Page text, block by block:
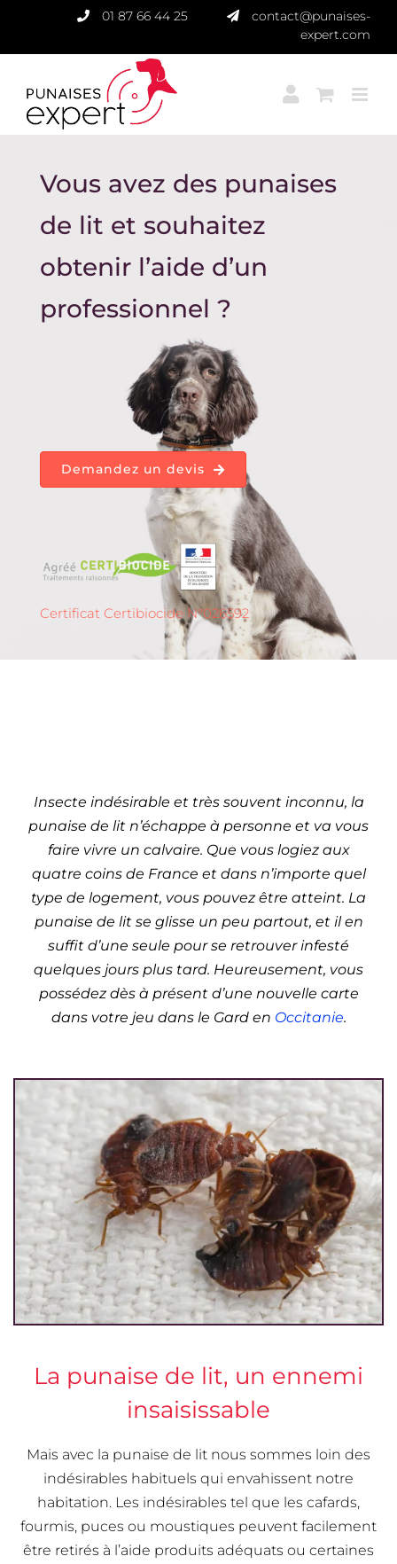
contenu
01 87 66 44 25
contact@punaises-
expert.com
Vous avez des punaises
de lit et souhaitez
obtenir l’aide d’un
professionnel ?
Demandez un devis
Certificat Certibiocide N°026592
Insecte indésirable et très souvent inconnu, la
punaise de lit n’échappe à personne et va vous
faire vivre un calvaire. Que vous logiez aux
quatre coins de France et dans n’importe quel
type de logement, vous pouvez être atteint. La
punaise de lit se glisse un peu partout, et il en
suffit d’une seule pour se retrouver infesté
quelques jours plus tard. Heureusement, vous
possédez dès à présent d’une nouvelle carte
dans votre jeu dans le Gard en Occitanie.
La punaise de lit, un ennemi
insaisissable
Mais avec la punaise de lit nous sommes loin des
indésirables habituels qui envahissent notre
habitation. Les indésirables tel que les cafards,
fourmis, puces ou moustiques peuvent facilement
être retirés à l’aide produits adéquats ou certaines